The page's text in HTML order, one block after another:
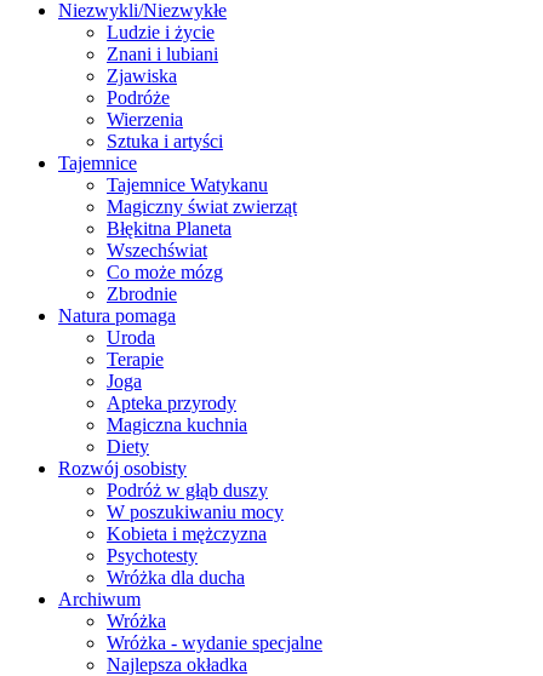
Niezwykli/Niezwykłe
Ludzie i życie
Znani i lubiani
Zjawiska
Podróże
Wierzenia
Sztuka i artyści
Tajemnice
Tajemnice Watykanu
Magiczny świat zwierząt
Błękitna Planeta
Wszechświat
Co może mózg
Zbrodnie
Natura pomaga
Uroda
Terapie
Joga
Apteka przyrody
Magiczna kuchnia
Diety
Rozwój osobisty
Podróż w głąb duszy
W poszukiwaniu mocy
Kobieta i mężczyzna
Psychotesty
Wróżka dla ducha
Archiwum
Wróżka
Wróżka - wydanie specjalne
Najlepsza okładka